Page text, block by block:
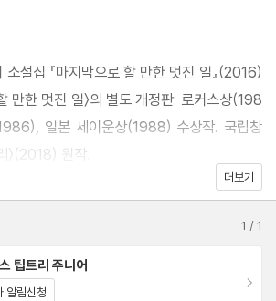
설집 『마지막으로 할 만한 멋진 일』(2016)
만한 멋진 일〉의 별도 개정판. 로커스상(198
일본 세이운상(1988) 수상작. 국립창
〉(2018) 원작.
고 뛸 듯이 기쁜 코아티는 몰래 한계비행 구역
납니다. 우주 대기를 통과하던 중 우연히 외계
게 되고 그 둘은 친구가 됩니다. 실료빈은 사
더보기
1 /1
팁트리 주니어
알림신청